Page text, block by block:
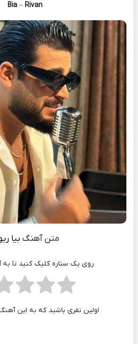
Bia– Rivan
متن آهنگ بیا
روی یک ستاره کلیک کنید تا به
اولین نفری باشید که به این